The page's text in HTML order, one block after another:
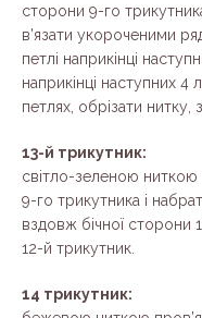
сторони 9-го
в’язати укороченими
петлі наприкінці
наприкінці наступних 4
петлях, обрізати нитку,
13-й трикутник:
світло-зеленою ниткою
9-го трикутника і
вздовж бічної сторони
12-й трикутник.
14 трикутник: